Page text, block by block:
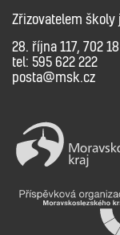
Zřizovatelem školy
28. října 117, 702
tel: 595 622 222
posta@msk.cz